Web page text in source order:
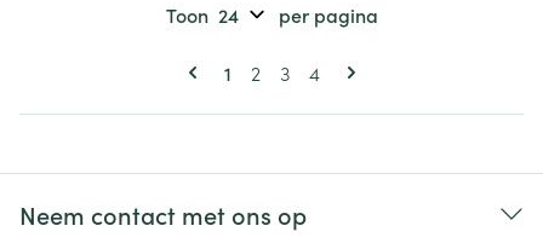
Pagina's
U lees momenteel pagina
1 Pagina
2 Pagina
3 Pagina
4
Toon per pagina
Neem contact met ons op